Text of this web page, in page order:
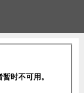
时不可用。